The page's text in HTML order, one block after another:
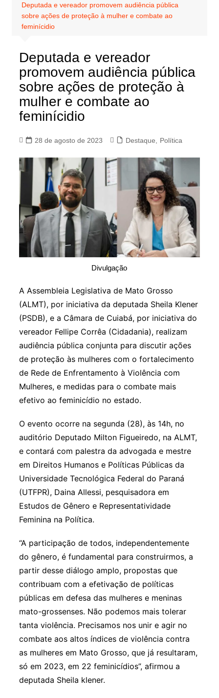
Deputada e vereador promovem audiência pública
sobre ações de proteção à mulher e combate ao
feminícidio
Deputada e vereador
promovem audiência pública
sobre ações de proteção à
mulher e combate ao
feminícidio
28 de agosto de 2023 Destaque Política
Divulgação
A Assembleia Legislativa de Mato Grosso
(ALMT), por iniciativa da deputada Sheila Klener
(PSDB), e a Câmara de Cuiabá, por iniciativa do
vereador Fellipe Corrêa (Cidadania), realizam
audiência pública conjunta para discutir ações
de proteção às mulheres com o fortalecimento
de Rede de Enfrentamento à Violência com
Mulheres, e medidas para o combate mais
efetivo ao feminicídio no estado.
O evento ocorre na segunda (28), às 14h, no
auditório Deputado Milton Figueiredo, na ALMT,
e contará com palestra da advogada e mestre
em Direitos Humanos e Políticas Públicas da
Universidade Tecnológica Federal do Paraná
(UTFPR), Daina Allessi, pesquisadora em
Estudos de Gênero e Representatividade
Feminina na Política.
“A participação de todos, independentemente
do gênero, é fundamental para construirmos, a
partir desse diálogo amplo, propostas que
contribuam com a efetivação de políticas
públicas em defesa das mulheres e meninas
mato-grossenses. Não podemos mais tolerar
tanta violência. Precisamos nos unir e agir no
combate aos altos índices de violência contra
as mulheres em Mato Grosso, que já resultaram,
só em 2023, em 22 feminicídios”, afirmou a
deputada Sheila klener.